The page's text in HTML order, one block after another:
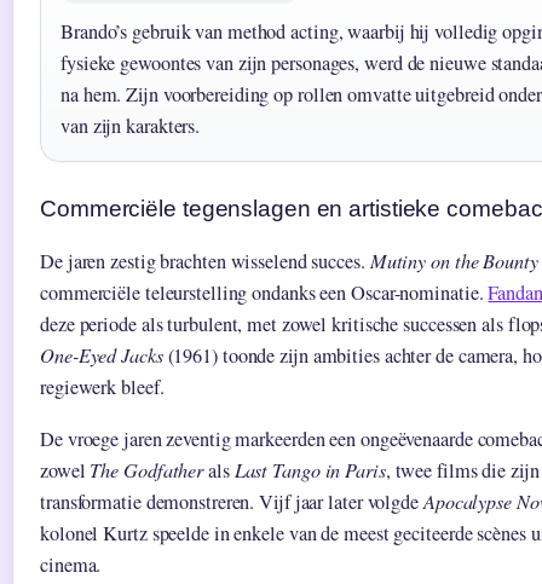
Brando’s gebruik van method acting, waarbij hij volledig
fysieke gewoontes van zijn personages, werd de nieuwe
na hem. Zijn voorbereiding op rollen omvatte uitgebreid
van zijn karakters.
Commerciële tegenslagen en artistieke
De jaren zestig brachten wisselend succes. Mutiny on the Bounty
commerciële teleurstelling ondanks een Oscar-nominatie.
deze periode als turbulent, met zowel kritische successen als
One-Eyed Jacks(1961) toonde zijn ambities achter de camera,
regiewerk bleef.
De vroege jaren zeventig markeerden een ongeëvenaarde
zowel The Godfatherals Last Tango in Paris, twee films die
transformatie demonstreren. Vijf jaar later volgdeApocalypse
kolonel Kurtz speelde in enkele van de meest geciteerde
cinema.